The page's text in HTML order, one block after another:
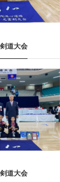
道大会
道大会